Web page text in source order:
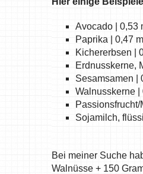
Avocado | 0,53
Paprika | 0,47
Kichererbsen |
Erdnusskerne,
Sesamsamen |
Walnusskerne |
Sojamilch,
Bei meiner Suche
Walnüsse + 150